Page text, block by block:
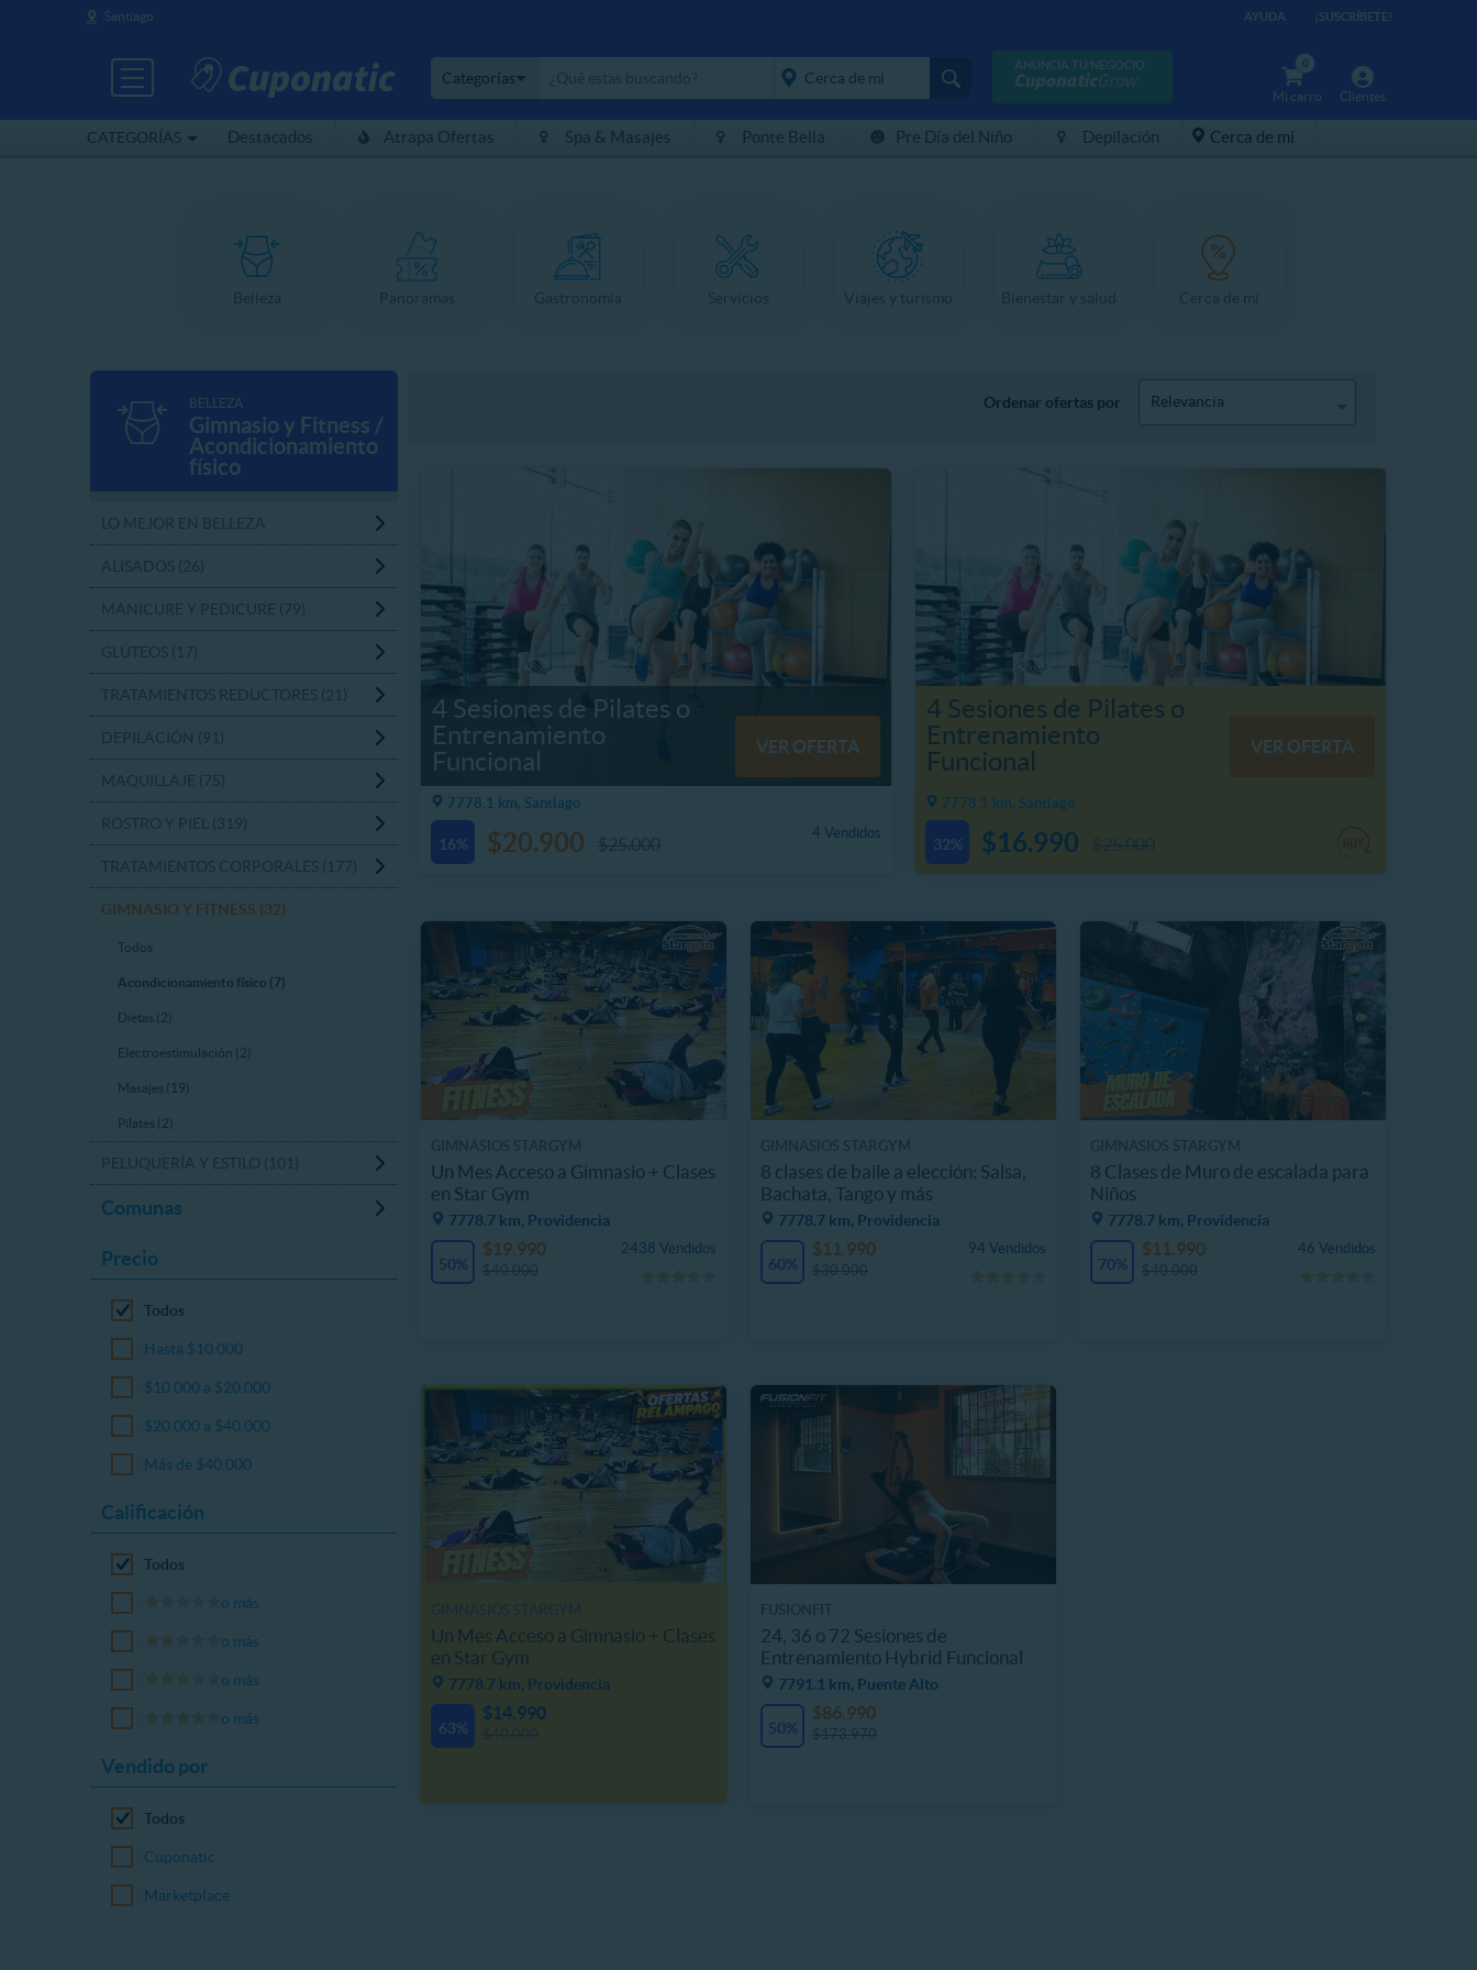
Santiago AYUDA ¡SUSCRÍBETE!
CATEGORÍAS
ANUNCIA TU NEGOCIO
Clientes
Categorías
0
Mi carro
Destacados Atrapa Ofertas Spa & Masajes Ponte Bella Pre Día del Niño Depilación Cerca de mí
BELLEZA
Gimnasio y Fitness /
Acondicionamiento
físico
GIMNASIO Y FITNESS (32)
Todos
Acondicionamiento físico (7)
Dietas (2)
Electroestimulación (2)
Masajes (19)
Pilates (2)
Comunas
Precio
Todos
Hasta $10.000
$10.000 a $20.000
$20.000 a $40.000
Más de $40.000
Calificación
Todos
o más
o más
o más
o más
Vendido por
Todos
Cuponatic
Marketplace
Ordenar ofertas por Relevancia
4 Sesiones de Pilates o
Entrenamiento
Funcional
VER OFERTA
7778.1 km, Santiago
16%
4 Vendidos
$20.900
4 Sesiones de Pilates o
Entrenamiento
Funcional
VER OFERTA
7778.1 km, Santiago
32% $16.990
Un Mes Acceso a Gimnasio + Clases
en Star Gym
7778.7 km, Providencia
50%
2438 Vendidos
$19.990
8 clases de baile a elección: Salsa,
Bachata, Tango y más
7778.7 km, Providencia
60%
94 Vendidos
$11.990
8 Clases de Muro de escalada para
Niños
7778.7 km, Providencia
70%
46 Vendidos
$11.990
Un Mes Acceso a Gimnasio + Clases
en Star Gym
7778.7 km, Providencia
63%
$14.990
24, 36 o 72 Sesiones de
Entrenamiento Hybrid Funcional
7791.1 km, Puente Alto
50%
$86.990